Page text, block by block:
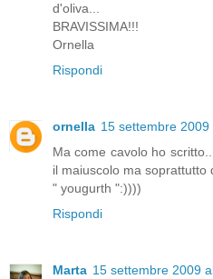
d'oliva...
BRAVISSIMA!!!
Ornella
Rispondi
ornella 15 settembre
Ma come cavolo ho
il maiuscolo ma soprattutto
" yougurth ":))))
Rispondi
Marta 15 settembre 2009